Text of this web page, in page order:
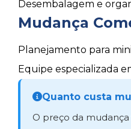
Desembalagem e
Mudança
Planejamento para
Equipe especializada
Quanto custa
O preço da